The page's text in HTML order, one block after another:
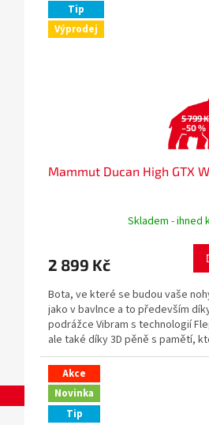
Tip
Výprodej
5 799
–50 %
Mammut Ducan High GTX
Skladem - ihned
2 899 Kč
Bota, ve které se budou vaše
jako v bavlnce a to především
podrážce Vibram s technologií
ale také díky 3D pěně s pamětí,
zaručí pohodlný nášlap....
Akce
Novinka
Tip